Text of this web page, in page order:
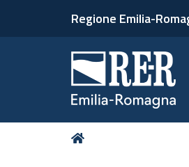
Regione Emilia-
Tu